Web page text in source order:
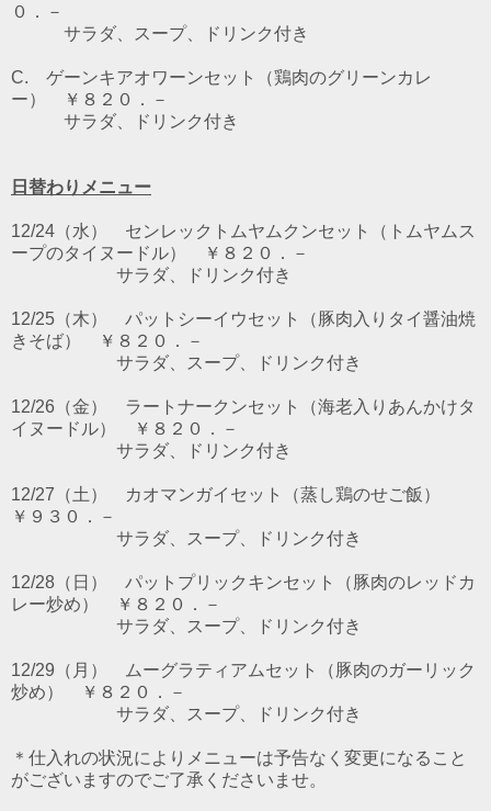
０．－
サラダ、スープ、ドリンク付き
C. ゲーンキアオワーンセット（鶏肉のグリーンカレ
ー） ￥８２０．－
サラダ、ドリンク付き
日替わりメニュー
12/24（水） センレックトムヤムクンセット（トムヤムス
ープのタイヌードル） ￥８２０．－
サラダ、ドリンク付き
12/25（木） パットシーイウセット（豚肉入りタイ醤油焼
きそば） ￥８２０．－
サラダ、スープ、ドリンク付き
12/26（金） ラートナークンセット（海老入りあんかけタ
イヌードル） ￥８２０．－
サラダ、ドリンク付き
12/27（土） カオマンガイセット（蒸し鶏のせご飯）
￥９３０．－
サラダ、スープ、ドリンク付き
12/28（日） パットプリックキンセット（豚肉のレッドカ
レー炒め） ￥８２０．－
サラダ、スープ、ドリンク付き
12/29（月） ムーグラティアムセット（豚肉のガーリック
炒め） ￥８２０．－
サラダ、スープ、ドリンク付き
＊仕入れの状況によりメニューは予告なく変更になること
がございますのでご了承くださいませ。